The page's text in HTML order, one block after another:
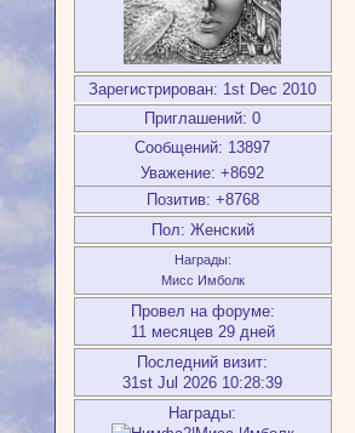
Зарегистрирован: 1st Dec 2010
Приглашений: 0
Сообщений: 13897
Уважение: +8692
Позитив: +8768
Пол: Женский
Награды:
Мисс Имболк
Провел на форуме:
11 месяцев 29 дней
Последний визит:
31st Jul 2026 10:28:39
Награды: